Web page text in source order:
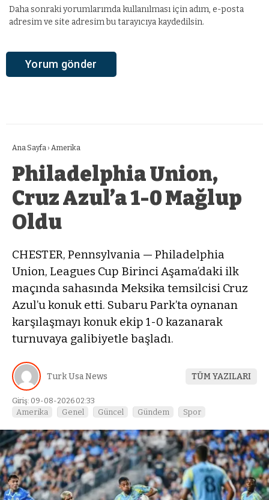
Daha sonraki yorumlarımda kullanılması için adım, e-posta
adresim ve site adresim bu tarayıcıya kaydedilsin.
Ana Sayfa › Amerika
Philadelphia Union,
Cruz Azul’a 1-0 Mağlup
Oldu
CHESTER, Pennsylvania — Philadelphia
Union, Leagues Cup Birinci Aşama’daki ilk
maçında sahasında Meksika temsilcisi Cruz
Azul’u konuk etti. Subaru Park’ta oynanan
karşılaşmayı konuk ekip 1-0 kazanarak
turnuvaya galibiyetle başladı.
Turk Usa News TÜM YAZILARI
Giriş: 09-08-2026 02:33
Amerika Genel Güncel Gündem Spor